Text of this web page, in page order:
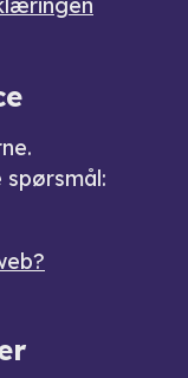
spørsmål: